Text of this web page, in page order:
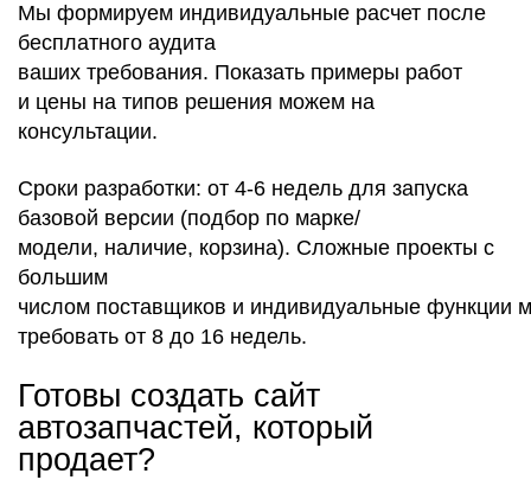
Мы формируем индивидуальные расчет после
бесплатного аудита
ваших требования. Показать примеры работ
и цены на типов решения можем на
консультации.
Сроки разработки: от 4-6 недель для запуска
базовой версии (подбор по марке/
модели, наличие, корзина). Сложные проекты с
большим
числом поставщиков и индивидуальные функции
требовать от 8 до 16 недель.
Готовы создать сайт
автозапчастей, который
продает?